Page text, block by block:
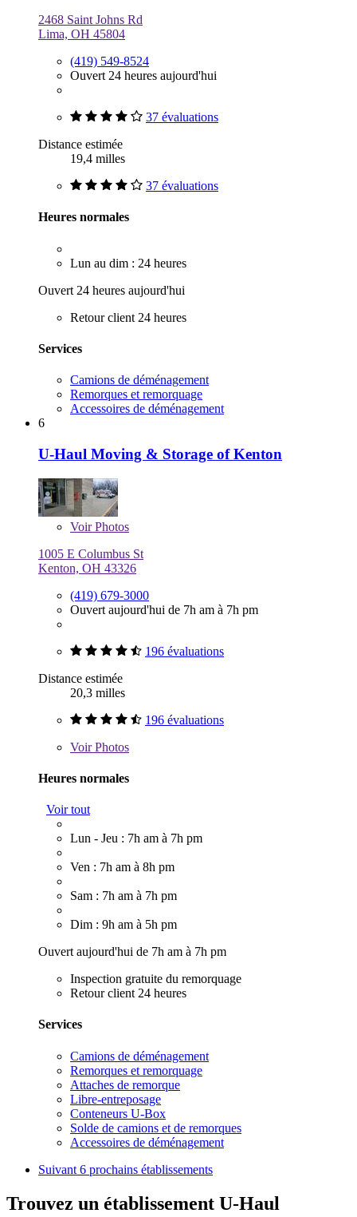
2468 Saint Johns Rd
Lima, OH 45804
(419) 549-8524
Ouvert 24 heures aujourd'hui
37 évaluations
Distance estimée
19,4 milles
37 évaluations
Heures normales
Lun au dim : 24 heures
Ouvert 24 heures aujourd'hui
Retour client 24 heures
Services
Camions de déménagement
Remorques et remorquage
Accessoires de déménagement
6
U-Haul Moving & Storage of Kenton
VoirPhotos
1005 E Columbus St
Kenton, OH 43326
(419) 679-3000
Ouvert aujourd'hui de 7h am à 7h pm
196 évaluations
Distance estimée
20,3 milles
196 évaluations
VoirPhotos
Heures normales
Voir tout
Lun - Jeu : 7h am à 7h pm
Ven : 7h am à 8h pm
Sam : 7h am à 7h pm
Dim : 9h am à 5h pm
Ouvert aujourd'hui de 7h am à 7h pm
Inspection gratuite du remorquage
Retour client 24 heures
Services
Camions de déménagement
Remorques et remorquage
Attaches de remorque
Libre-entreposage
Conteneurs U-Box
Solde de camions et de remorques
Accessoires de déménagement
Suivant 6 prochains établissements
Trouvez un établissement U-Haul